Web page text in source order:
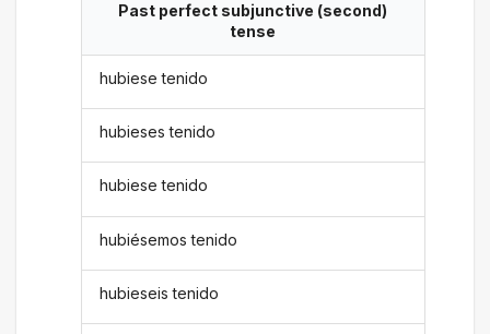
Past perfect subjunctive (second)
tense
hubiese tenido
hubieses tenido
hubiese tenido
hubiésemos tenido
hubieseis tenido